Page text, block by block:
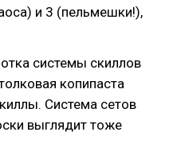
и 3 (пельмешки!),
системы скиллов
копипаста
Система сетов
выглядит тоже